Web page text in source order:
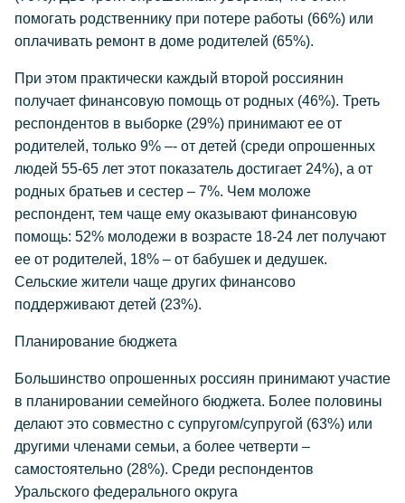
помогать родственнику при потере работы (66%) или
оплачивать ремонт в доме родителей (65%).
При этом практически каждый второй россиянин
получает финансовую помощь от родных (46%). Треть
респондентов в выборке (29%) принимают ее от
родителей, только 9% –- от детей (среди опрошенных
людей 55-65 лет этот показатель достигает 24%), а от
родных братьев и сестер – 7%. Чем моложе
респондент, тем чаще ему оказывают финансовую
помощь: 52% молодежи в возрасте 18-24 лет получают
ее от родителей, 18% – от бабушек и дедушек.
Сельские жители чаще других финансово
поддерживают детей (23%).
Планирование бюджета
Большинство опрошенных россиян принимают участие
в планировании семейного бюджета. Более половины
делают это совместно с супругом/супругой (63%) или
другими членами семьи, а более четверти –
самостоятельно (28%). Среди респондентов
Уральского федерального округа